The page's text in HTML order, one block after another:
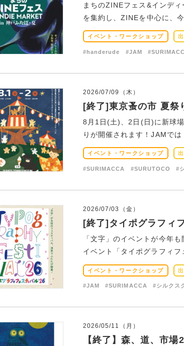
まちのZINEフェス&インデ
を集約し、ZINEを中心に、
イベント・ワークショップ
#handerude #JAM
2026/07/09（木）
[終了]東京蚤の市 夏祭
8月1日(土)、2日(日)に新球
りが開催されます！JAMで
イベント・ワークショップ
#SURIMACCA #SURUTOCO #
2026/07/03（金）
[終了]タイポグラフィ
「文字」のイベントが今年
イベント「タイポグラフィ
イベント・ワークショップ
#JAM #SURIMACCA #シルクス
2026/05/11（月）
【終了】森、道、市